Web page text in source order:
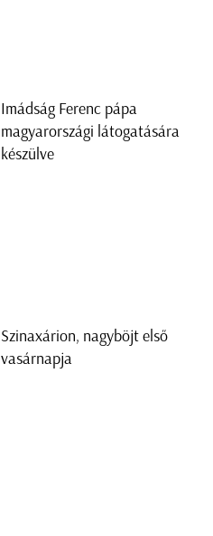
Imádság Ferenc pápa
magyarországi látogatására
készülve
Szinaxárion, nagyböjt első
vasárnapja